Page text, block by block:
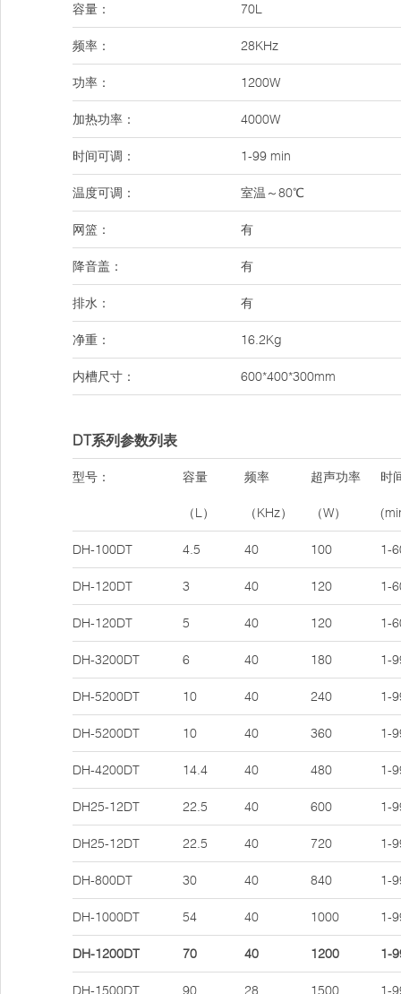
容量： 70L
频率： 28KHz
功率： 1200W
加热功率： 4000W
时间可调： 1-99 min
温度可调： 室温～80℃
网篮： 有
降音盖： 有
排水： 有
净重： 16.2Kg
内槽尺寸： 600*400*300mm
DT系列参数列表
型号： 容量
（L）
频率
（KHz）
超声功率
（W）
时
DH-100DT 4.5 40 100 1-
DH-120DT 3 40 120 1-
DH-120DT 5 40 120 1-
DH-3200DT 6 40 180 1-
DH-5200DT 10 40 240 1-
DH-5200DT 10 40 360 1-
DH-4200DT 14.4 40 480 1-
DH25-12DT 22.5 40 600 1-
DH25-12DT 22.5 40 720 1-
DH-800DT 30 40 840 1-
DH-1000DT 54 40 1000 1-
DH-1200DT 70 40 1200 1-
DH-1500DT 90 28 1500 1-